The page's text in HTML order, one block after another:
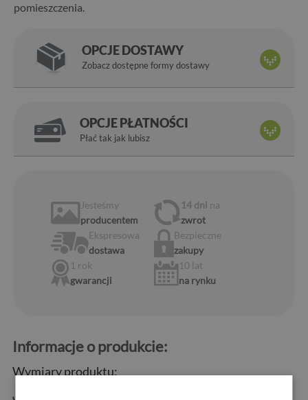
pomieszczenia.
OPCJE DOSTAWY
Zobacz dostępne formy dostawy
OPCJE PŁATNOŚCI
Płać tak jak lubisz
Jesteśmy
producentem
14 dni na
zwrot
Ekspresowa
dostawa
Bezpieczne
zakupy
1 rok
gwarancji
10 lat
na rynku
Informacje o produkcie:
Wymiary produktu: